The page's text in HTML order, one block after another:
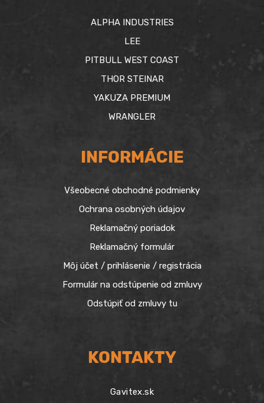
ALPHA INDUSTRIES
LEE
PITBULL WEST COAST
THOR STEINAR
YAKUZA PREMIUM
WRANGLER
INFORMÁCIE
Všeobecné obchodné podmienky
Ochrana osobných údajov
Reklamačný poriadok
Reklamačný formulár
Môj účet / prihlásenie / registrácia
Formulár na odstúpenie od zmluvy
Odstúpiť od zmluvy tu
KONTAKTY
Gavitex.sk